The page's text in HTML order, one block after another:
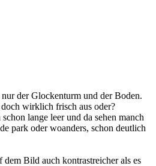
der Glockenturm und der Boden.
wirklich frisch aus oder?
lange leer und da sehen manch
park oder woanders, schon deutlich
Bild auch kontrastreicher als es